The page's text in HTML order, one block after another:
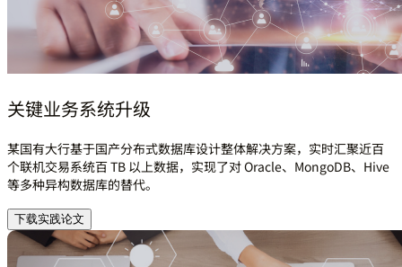
关键业务系统升级
某国有大行基于国产分布式数据库设计整体解决方案，实时汇聚近百
个联机交易系统百 TB 以上数据，实现了对 Oracle、MongoDB、Hive
等多种异构数据库的替代。
下载实践论文